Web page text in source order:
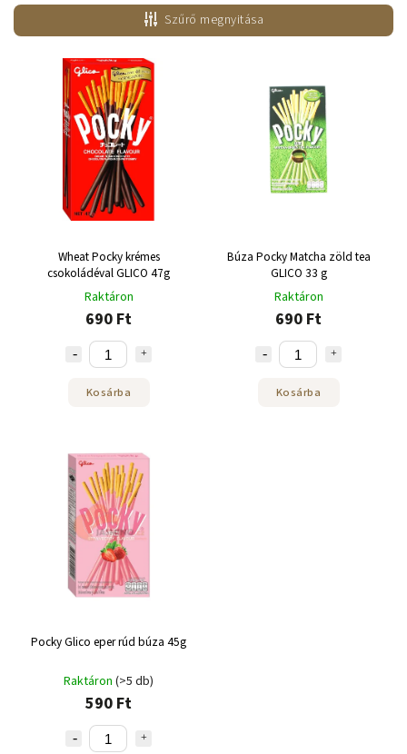
Legolcsóbb elöl
Legdrágább
ABC szerint
Szűrő megnyitása
Wheat Pocky krémes
csokoládéval GLICO 47g
Raktáron
690 Ft
Kosárba
Búza Pocky Matcha zöld tea
GLICO 33 g
Raktáron
690 Ft
Kosárba
Pocky Glico eper rúd búza 45g
Raktáron (>5 db)
590 Ft